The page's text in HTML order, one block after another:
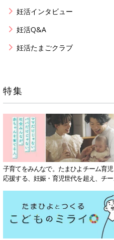
妊活インタビュー
妊活Q&A
妊活たまごクラブ
特集
子育てをみんなで。たまひよチーム育
応援する、妊娠・育児世代を超え、チ